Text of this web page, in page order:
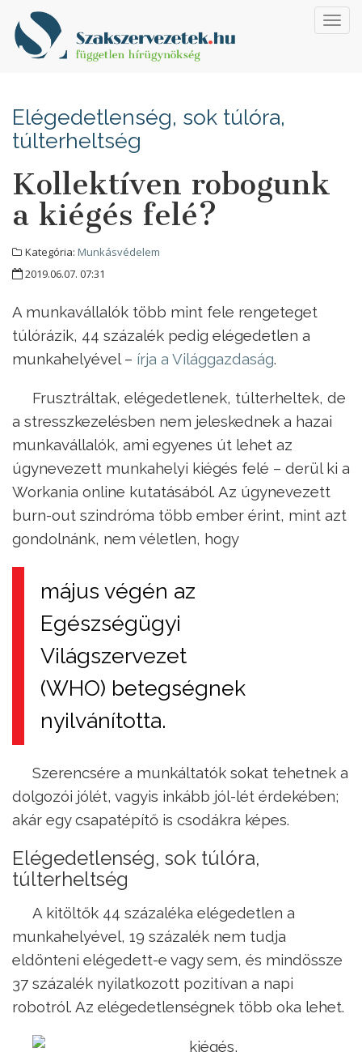
Elégedetlenség, sok túlóra,
túlterheltség
Kollektíven robogunk
a kiégés felé?
Kategória: Munkásvédelem
2019.06.07. 07:31
A munkavállalók több mint fele rengeteget
túlórázik, 44 százalék pedig elégedetlen a
munkahelyével – írja a Világgazdaság.
Frusztráltak, elégedetlenek, túlterheltek, de
a stresszkezelésben nem jeleskednek a hazai
munkavállalók, ami egyenes út lehet az
úgynevezett munkahelyi kiégés felé – derül ki a
Workania online kutatásából. Az úgynevezett
burn-out szindróma több ember érint, mint azt
gondolnánk, nem véletlen, hogy
május végén az
Egészségügyi
Világszervezet
(WHO) betegségnek
nyilvánította.
Szerencsére a munkáltatók sokat tehetnek a
dolgozói jólét, vagyis inkább jól-lét érdekében;
akár egy csapatépítő is csodákra képes.
Elégedetlenség, sok túlóra,
túlterheltség
A kitöltők 44 százaléka elégedetlen a
munkahelyével, 19 százalék nem tudja
eldönteni elégedett-e vagy sem, és mindössze
37 százalék nyilatkozott pozitívan a napi
robotról. Az elégedetlenségnek több oka lehet.